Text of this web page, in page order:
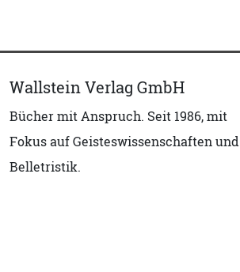
Wallstein Verlag GmbH
Bücher mit Anspruch. Seit 1986, mit
Fokus auf Geisteswissenschaften und
Belletristik.